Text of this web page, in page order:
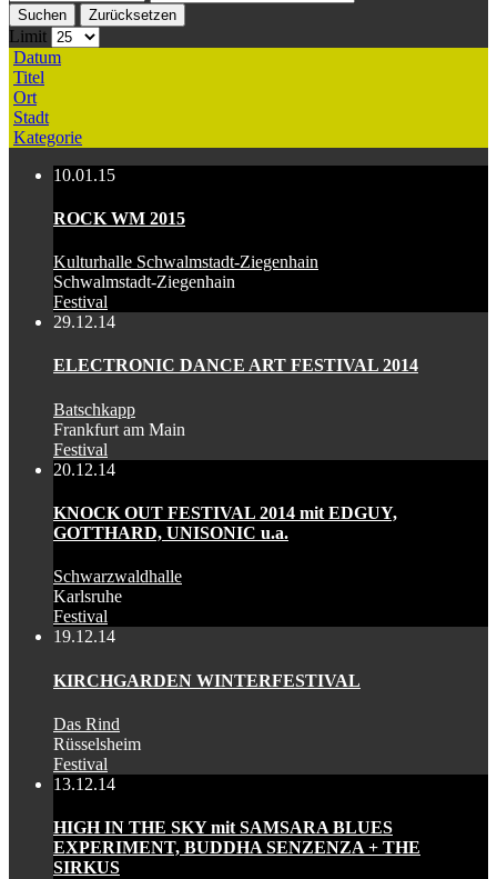
Suchen Zurücksetzen
Limit
Datum
Titel
Ort
Stadt
Kategorie
10.01.15
ROCK WM 2015
Kulturhalle Schwalmstadt-Ziegenhain
Schwalmstadt-Ziegenhain
Festival
29.12.14
ELECTRONIC DANCE ART FESTIVAL 2014
Batschkapp
Frankfurt am Main
Festival
20.12.14
KNOCK OUT FESTIVAL 2014 mit EDGUY,
GOTTHARD, UNISONIC u.a.
Schwarzwaldhalle
Karlsruhe
Festival
19.12.14
KIRCHGARDEN WINTERFESTIVAL
Das Rind
Rüsselsheim
Festival
13.12.14
HIGH IN THE SKY mit SAMSARA BLUES
EXPERIMENT, BUDDHA SENZENZA + THE
SIRKUS